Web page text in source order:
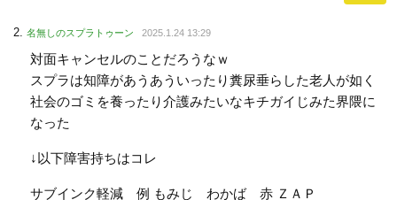
名無しのスプラトゥーン 2025.1.24 13:29
対面キャンセルのことだろうなｗ
スプラは知障があうあういったり糞尿垂らした老人が如く
社会のゴミを養ったり介護みたいなキチガイじみた界隈に
なった
↓以下障害持ちはコレ
サブインク軽減 例 もみじ わかば 赤 ＺＡＰ